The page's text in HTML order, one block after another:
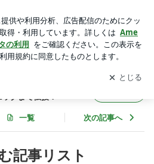
テクニックまで伝授！
ブログの更新通知
を受け取りまし
開く
クまで伝授！
一覧 次の記事へ
記事リスト